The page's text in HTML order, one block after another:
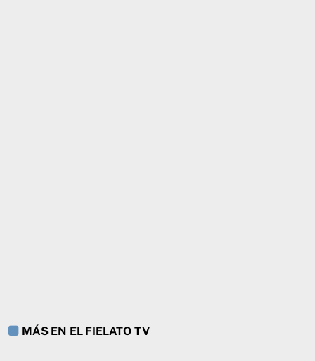
MÁS EN EL FIELATO TV